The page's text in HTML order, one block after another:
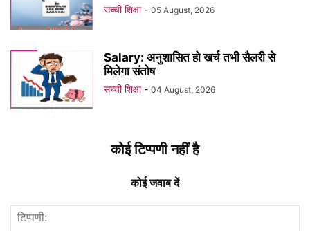
सच्ची शिक्षा - 05 August, 2026
Salary: अनुशासित हो खर्च तभी सैलरी से
मिलेगा संतोष
सच्ची शिक्षा - 04 August, 2026
कोई टिप्पणी नहीं है
कोई जवाब दें